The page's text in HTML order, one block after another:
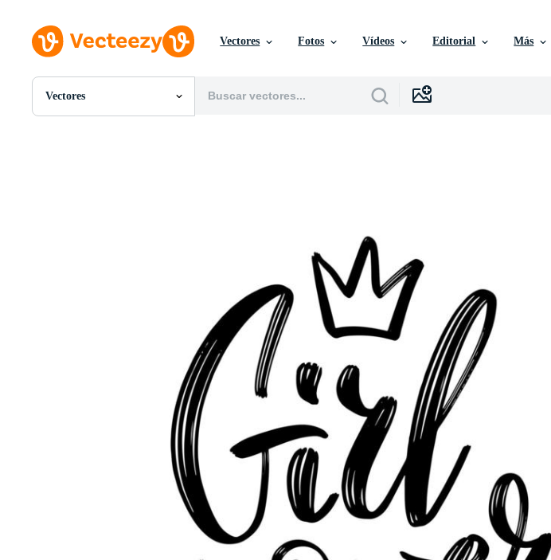
Vectores Fotos Vídeos Editorial Más
Vectores
Todas Imágenes